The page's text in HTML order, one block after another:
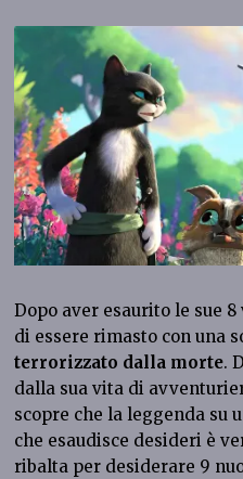
Dopo aver esaurito le sue
di essere rimasto con una
terrorizzato dalla morte.
dalla sua vita di
scopre che la leggenda su
che esaudisce desideri è
ribalta per desiderare 9